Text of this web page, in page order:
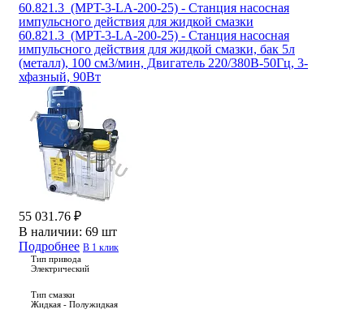
60.821.3_(MPT-3-LA-200-25) - Станция насосная
импульсного действия для жидкой смазки
60.821.3_(MPT-3-LA-200-25) - Станция насосная
импульсного действия для жидкой смазки, бак 5л
(металл), 100 см3/мин, Двигатель 220/380В-50Гц, 3-
хфазный, 90Вт
55 031.76 ₽
В наличии: 69 шт
Подробнее В 1 клик
Тип привода
Электрический
Тип смазки
Жидкая - Полужидкая